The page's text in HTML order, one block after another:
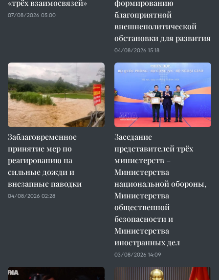
«трёх взаимосвязей»
07/08/2026 05:00
формированию
благоприятной
внешнеполитической
обстановки для развития
04/08/2026 15:18
Заблаговременное
принятие мер по
реагированию на
сильные дожди и
внезапные паводки
04/08/2026 02:28
Заседание
представителей трёх
министерств –
Министерства
национальной обороны,
Министерства
общественной
безопасности и
Министерства
иностранных дел
03/08/2026 14:09